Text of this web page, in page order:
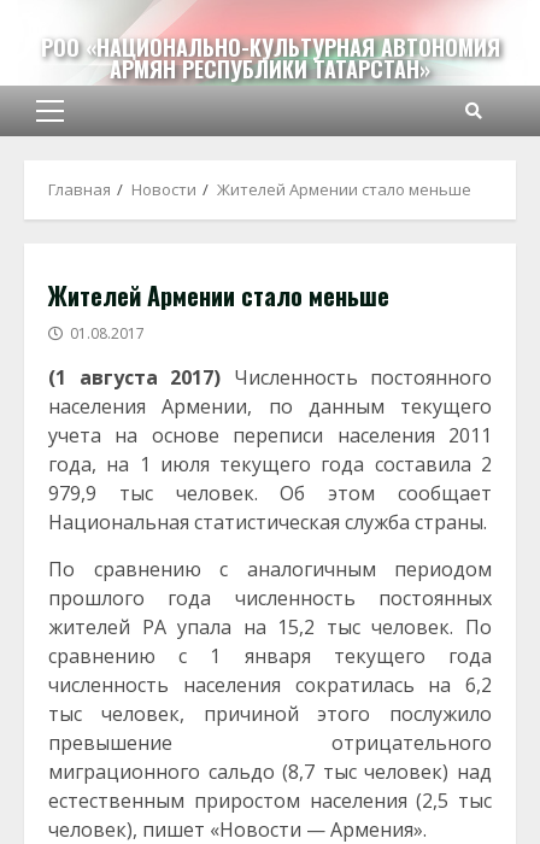
содержимому
РОО «НАЦИОНАЛЬНО-КУЛЬТУРНАЯ АВТОНОМИЯ
АРМЯН РЕСПУБЛИКИ ТАТАРСТАН»
Основное
Главная Новости Жителей Армении стало меньше
Жителей Армении стало меньше
01.08.2017
(1 августа 2017) Численность постоянного
населения Армении, по данным текущего
учета на основе переписи населения 2011
года, на 1 июля текущего года составила 2
979,9 тыс человек. Об этом сообщает
Национальная статистическая служба страны.
По сравнению с аналогичным периодом
прошлого года численность постоянных
жителей РА упала на 15,2 тыс человек. По
сравнению с 1 января текущего года
численность населения сократилась на 6,2
тыс человек, причиной этого послужило
превышение отрицательного
миграционного сальдо (8,7 тыс человек) над
естественным приростом населения (2,5 тыс
человек), пишет «Новости — Армения».